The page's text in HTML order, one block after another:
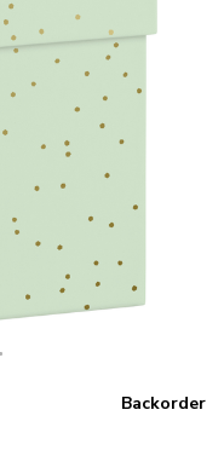
Backorder